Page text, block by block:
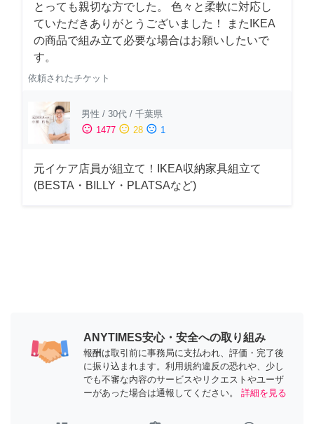
とっても親切な方でした。 色々と柔軟に対応し
ていただきありがとうございました！ またIKEA
の商品で組み立て必要な場合はお願いしたいで
す。
依頼されたチケット
男性 / 30代 / 千葉県
sentiment_satisfied 1477 sentiment_neutral 28 sentiment_dissatisfied 1
元イケア店員が組立て！IKEA収納家具組立て
(BESTA・BILLY・PLATSAなど)
ANYTIMES安心・安全への取り組み
報酬は取引前に事務局に支払われ、評価・完了後
に振り込まれます。利用規約違反の恐れや、少し
でも不審な内容のサービスやリクエストやユーザ
ーがあった場合は通報してください。
詳細を見る